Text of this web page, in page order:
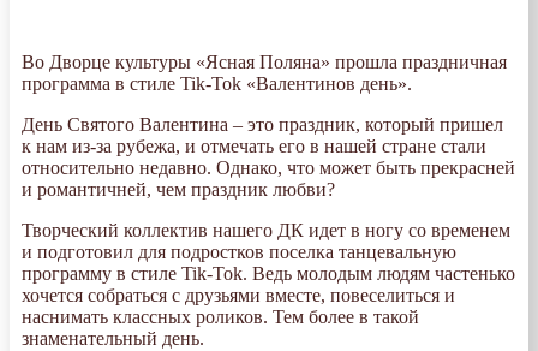
Во Дворце культуры «Ясная Поляна» прошла праздничная
программа в стиле Tik-Tok «Валентинов день».
День Святого Валентина – это праздник, который пришел
к нам из-за рубежа, и отмечать его в нашей стране стали
относительно недавно. Однако, что может быть прекрасней
и романтичней, чем праздник любви?
Творческий коллектив нашего ДК идет в ногу со временем
и подготовил для подростков поселка танцевальную
программу в стиле Tik-Tok. Ведь молодым людям частенько
хочется собраться с друзьями вместе, повеселиться и
наснимать классных роликов. Тем более в такой
знаменательный день.